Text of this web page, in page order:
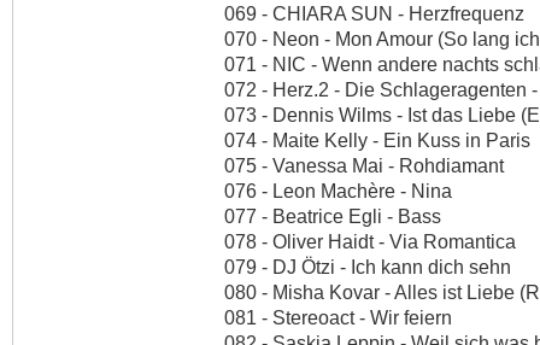
069 - CHIARA SUN - Herzfrequenz
070 - Neon - Mon Amour (So lang
071 - NIC - Wenn andere nachts
072 - Herz.2 - Die Schlageragenten
073 - Dennis Wilms - Ist das Liebe
074 - Maite Kelly - Ein Kuss in Paris
075 - Vanessa Mai - Rohdiamant
076 - Leon Machère - Nina
077 - Beatrice Egli - Bass
078 - Oliver Haidt - Via Romantica
079 - DJ Ötzi - Ich kann dich sehn
080 - Misha Kovar - Alles ist Liebe
081 - Stereoact - Wir feiern